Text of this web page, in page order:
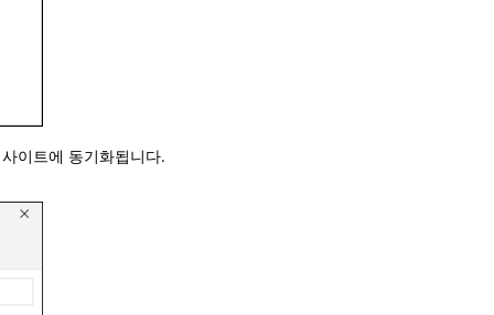
이트에 동기화됩니다.